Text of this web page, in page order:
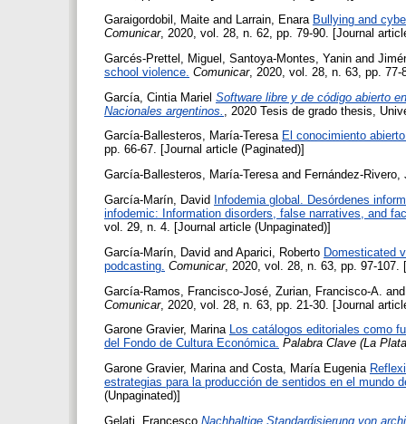
Garaigordobil, Maite and Larrain, Enara Bullying and
Comunicar, 2020, vol. 28, n. 62, pp. 79-90. [Journal
Garcés-Prettel, Miguel
Santoya-Montes, Yanin and
school violence. Comunicar, 2020, vol. 28, n. 63, pp.
García, Cintia Mariel Software libre y de código abierto
Nacionales argentinos.
, 2020 Tesis de grado thesis,
García-Ballesteros, María-Teresa El conocimiento
pp. 66-67. [Journal article (Paginated)]
García-Ballesteros, María-Teresaand Fernández-Rivero,
García-Marín, David Infodemia global. Desórdenes
infodemic: Information disorders, false narratives, and
vol. 29, n. 4. [Journal article (Unpaginated)]
García-Marín, David and Aparici, Roberto Domesticated
podcasting. Comunicar, 2020, vol. 28, n. 63, pp. 97-107.
García-Ramos, Francisco-José Zurian, Francisco-A.
Comunicar, 2020, vol. 28, n. 63, pp. 21-30. [Journal
Garone Gravier, Marina Los catálogos editoriales como
del Fondo de Cultura Económica. Palabra Clave (La
Garone Gravier, Marinaand Costa, María Eugenia
estrategias para la producción de sentidos en el mundo
(Unpaginated)]
Gelati, Francesco Nachhaltige Standardisierung von